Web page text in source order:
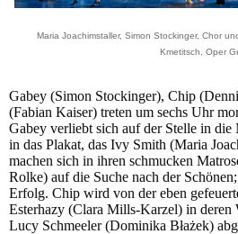
Maria Joachimstaller, Simon Stockinger, Chor
Kmetitsch, Oper
Gabey (Simon Stockinger), Chip
(Fabian Kaiser) treten um sechs Uhr
Gabey verliebt sich auf der Stelle in die
in das Plakat, das Ivy Smith (Maria
machen sich in ihren schmucken
Rolke) auf die Suche nach der
Erfolg. Chip wird von der eben
Esterhazy (Clara Mills-Karzel) in deren
Lucy Schmeeler (Dominika Błażek)